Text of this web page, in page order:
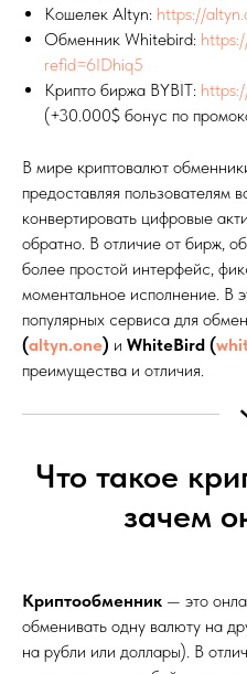
Кошелек Altyn: https://
Обменник Whitebird:
refid=6IDhiq5
Крипто биржа BYBIT:
(+30.000$ бонус по
В мире криптовалют
предоставляя пользователям
конвертировать цифровые
обратно. В отличие от бирж,
более простой интерфейс,
моментальное исполнение. В
популярных сервиса для
(altyn.one) и WhiteBird (
преимущества и отличия.
Что такое
зачем
Криптообменник — это
обменивать одну валюту на
на рубли или доллары). В